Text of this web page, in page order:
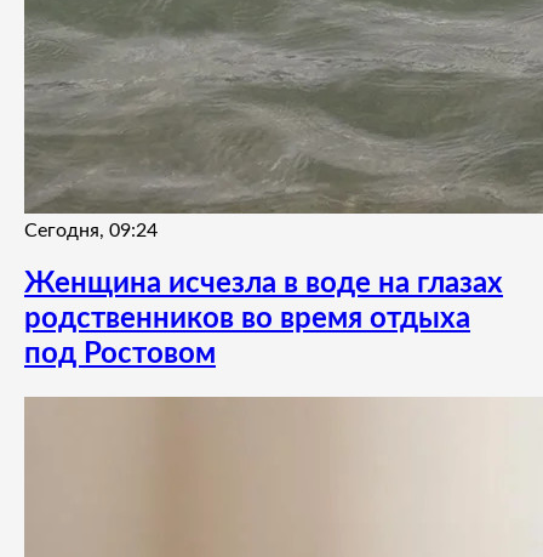
Сегодня, 09:24
Женщина исчезла в воде на глазах
родственников во время отдыха
под Ростовом